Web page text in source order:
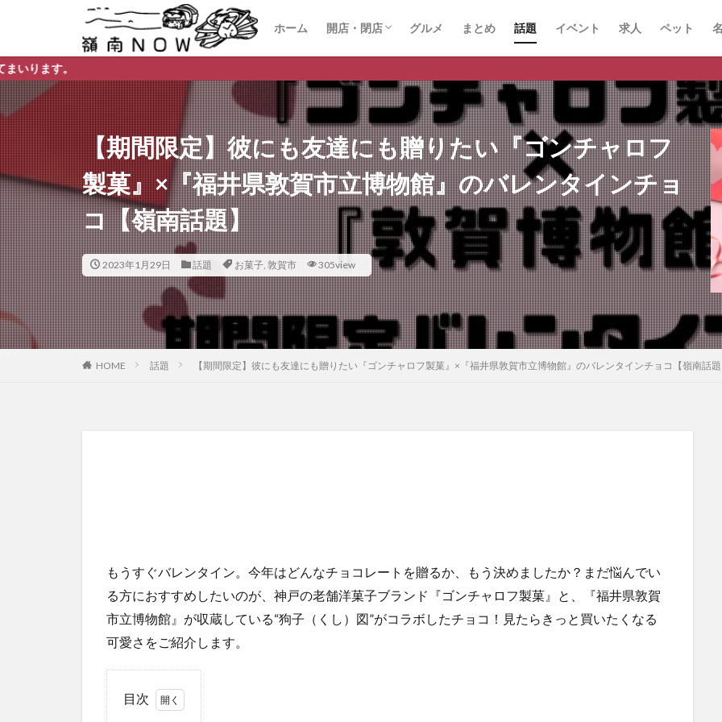
ホーム 開店・閉店 グルメ まとめ 話題 イベント 求人 ペット
【期間限定】彼にも友達にも贈りたい『ゴンチャロフ
製菓』×『福井県敦賀市立博物館』のバレンタインチョ
コ【嶺南話題】
2023年1月29日 話題 お菓子, 敦賀市 305view
HOME 話題 【期間限定】彼にも友達にも贈りたい『ゴンチャロフ製菓』×『福井県敦賀市立博物館』のバレンタインチョコ【嶺南話
もうすぐバレンタイン。今年はどんなチョコレートを贈るか、もう決めましたか？まだ悩んでい
る方におすすめしたいのが、神戸の老舗洋菓子ブランド『ゴンチャロフ製菓』と、『福井県敦賀
市立博物館』が収蔵している“狗子（くし）図”がコラボしたチョコ！見たらきっと買いたくなる
可愛さをご紹介します。
目次